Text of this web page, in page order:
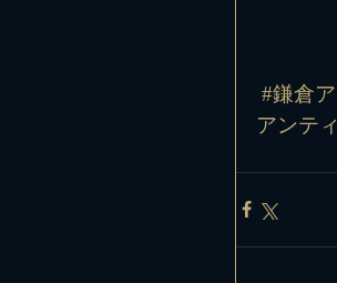
#鎌倉
アンテ